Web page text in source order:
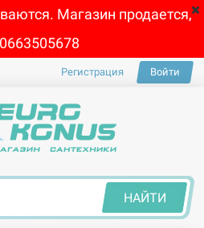
Магазин продается,
Регистрация Войти
НАЙТИ